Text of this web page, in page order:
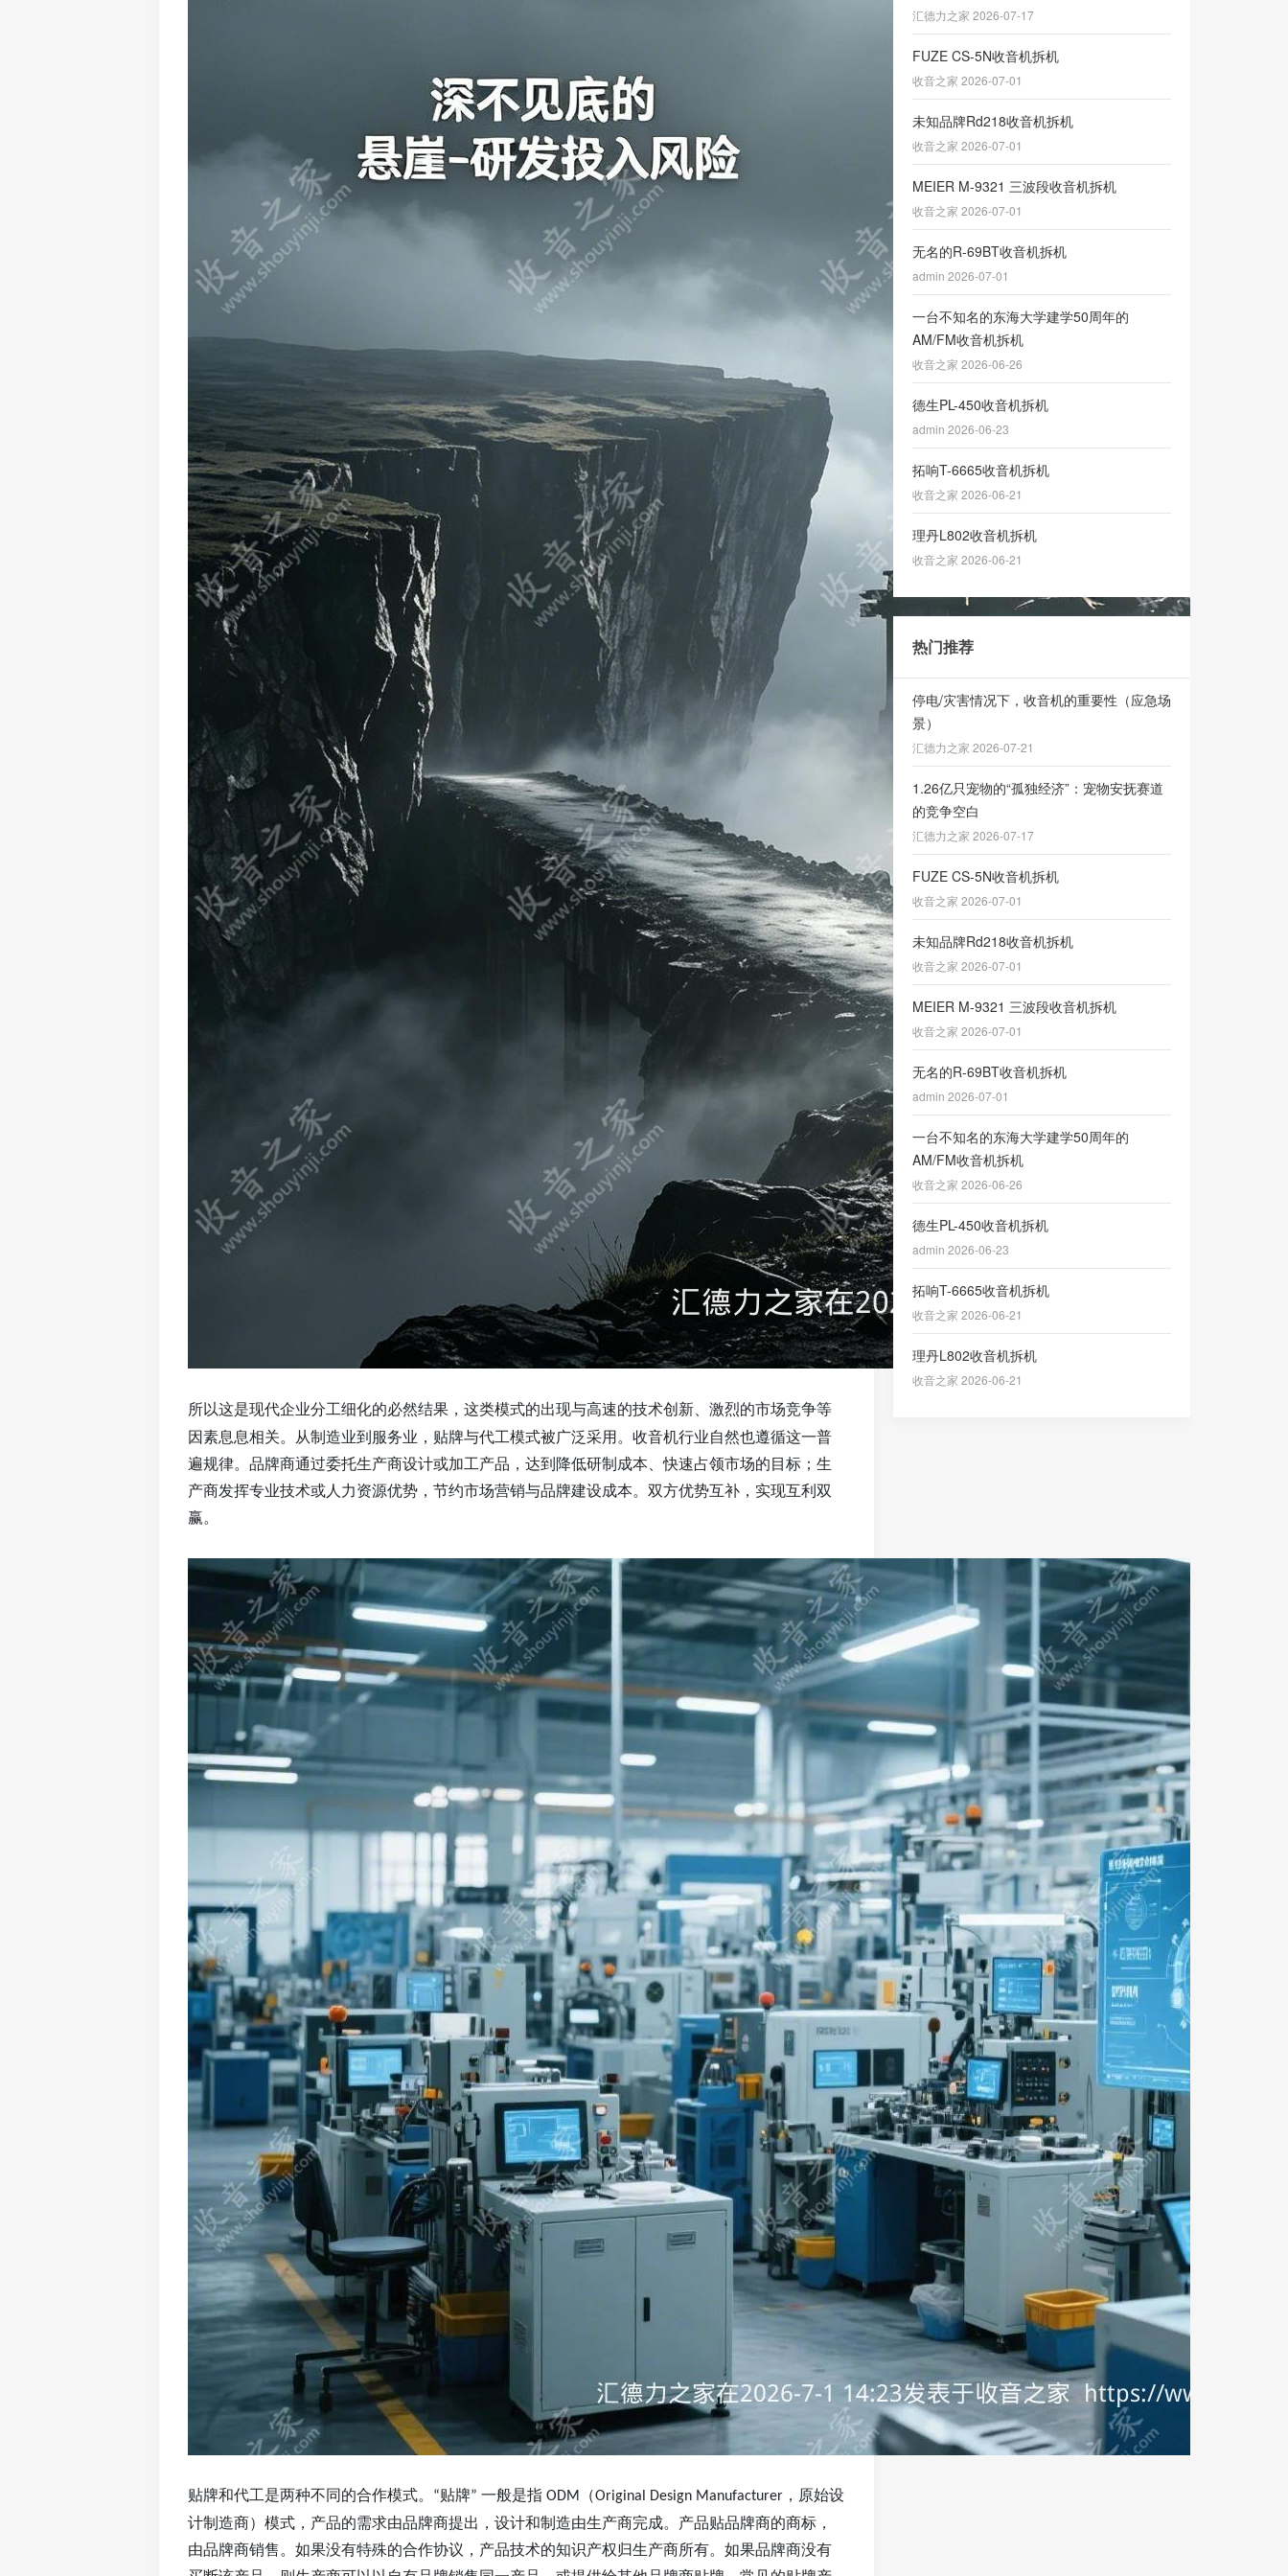
所以这是现代企业分工细化的必然结果，这类模式的出现与高速的技术创新、激烈的市场竞争等
因素息息相关。从制造业到服务业，贴牌与代工模式被广泛采用。收音机行业自然也遵循这一普
遍规律。品牌商通过委托生产商设计或加工产品，达到降低研制成本、快速占领市场的目标；生
产商发挥专业技术或人力资源优势，节约市场营销与品牌建设成本。双方优势互补，实现互利双
赢。
贴牌和代工是两种不同的合作模式。 “贴牌” 一般是指 ODM （Original Design Manufacturer ，原始设
计制造商）模式，产品的需求由品牌商提出，设计和制造由生产商完成。产品贴品牌商的商标，
由品牌商销售。如果没有特殊的合作协议，产品技术的知识产权归生产商所有。如果品牌商没有
汇德力之家 2026-07-17
FUZE CS-5N收音机拆机
收音之家 2026-07-01
未知品牌Rd218收音机拆机
收音之家 2026-07-01
MEIER M-9321 三波段收音机拆机
收音之家 2026-07-01
无名的R-69BT收音机拆机
admin 2026-07-01
一台不知名的东海大学建学50周年的
AM/FM收音机拆机
收音之家 2026-06-26
德生PL-450收音机拆机
admin 2026-06-23
拓响T-6665收音机拆机
收音之家 2026-06-21
理丹L802收音机拆机
收音之家 2026-06-21
热门推荐
停电/灾害情况下，收音机的重要性（应急场
景）
汇德力之家 2026-07-21
1.26亿只宠物的“孤独经济”：宠物安抚赛道
的竞争空白
汇德力之家 2026-07-17
FUZE CS-5N收音机拆机
收音之家 2026-07-01
未知品牌Rd218收音机拆机
收音之家 2026-07-01
MEIER M-9321 三波段收音机拆机
收音之家 2026-07-01
无名的R-69BT收音机拆机
admin 2026-07-01
一台不知名的东海大学建学50周年的
AM/FM收音机拆机
收音之家 2026-06-26
德生PL-450收音机拆机
admin 2026-06-23
拓响T-6665收音机拆机
收音之家 2026-06-21
理丹L802收音机拆机
收音之家 2026-06-21